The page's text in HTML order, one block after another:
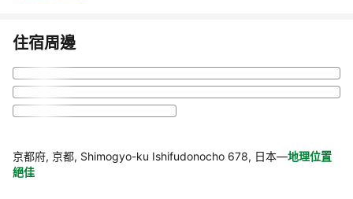
住宿周邊
京都府, 京都, Shimogyo-ku Ishifudonocho 678, 日本—地理位置
絕佳